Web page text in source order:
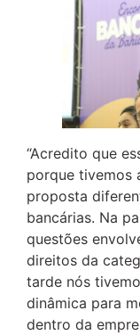
“Acredito que
porque tivemos
proposta
bancárias. Na
questões
direitos da
tarde nós
dinâmica para
dentro da